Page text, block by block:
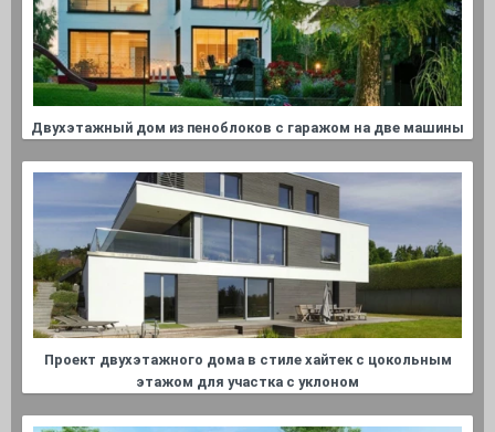
Двухэтажный дом из пеноблоков с гаражом на две машины
Проект двухэтажного дома в стиле хайтек с цокольным
этажом для участка с уклоном